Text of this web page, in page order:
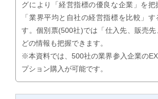
グにより「経営指標の優良な企業」を把
「業界平均と自社の経営指標を比較」す
す。個別票(500社)では「仕入先、販売
どの情報も把握できます。
※本資料では、500社の業界参入企業の
プション購入が可能です。